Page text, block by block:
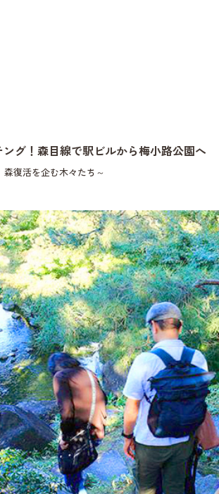
ング！森目線で駅ビルから梅小路公園へ
復活を企む木々たち～